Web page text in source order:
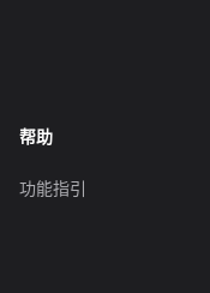
帮助
功能指引